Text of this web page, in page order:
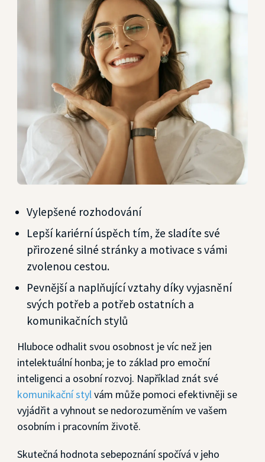
Vylepšené rozhodování
Lepší kariérní úspěch tím, že sladíte své
přirozené silné stránky a motivace s vámi
zvolenou cestou.
Pevnější a naplňující vztahy díky vyjasnění
svých potřeb a potřeb ostatních a
komunikačních stylů
Hluboce odhalit svou osobnost je víc než jen
intelektuální honba; je to základ pro emoční
inteligenci a osobní rozvoj. Například znát své
komunikační stylvám může pomoci efektivněji se
vyjádřit a vyhnout se nedorozuměním ve vašem
osobním i pracovním životě.
Skutečná hodnota sebepoznání spočívá v jeho